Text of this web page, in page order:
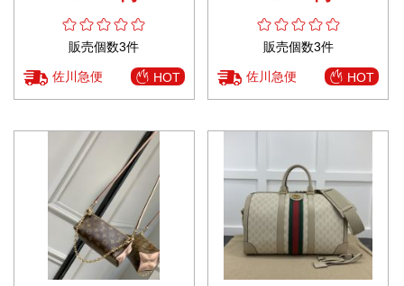
販売個数3件
佐川急便 HOT
販売個数3件
佐川急便 HOT